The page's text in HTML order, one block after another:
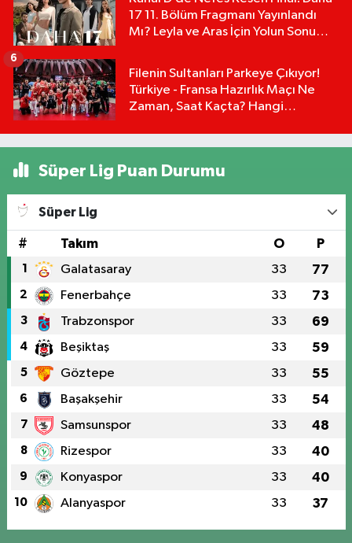
17 11. Bölüm Fragmanı Yayınlandı
Mı? Leyla ve Aras İçin Yolun Sonu
Filenin Sultanları Parkeye Çıkıyor!
Türkiye - Fransa Hazırlık Maçı Ne
Zaman, Saat Kaçta? Hangi
6
Süper Lig Puan Durumu
Süper Lig
# Takım O P
1 Galatasaray 33 77
2 Fenerbahçe 33 73
3 Trabzonspor 33 69
4 Beşiktaş 33 59
5 Göztepe 33 55
6 Başakşehir 33 54
7 Samsunspor 33 48
8 Rizespor 33 40
9 Konyaspor 33 40
10 Alanyaspor 33 37